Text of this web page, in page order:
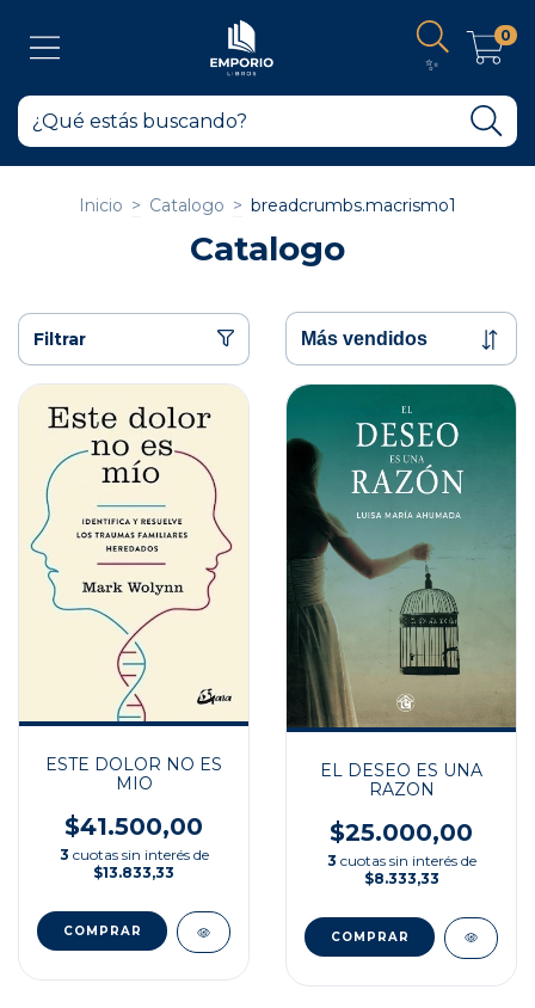
✨
0
Inicio > Catalogo > breadcrumbs.macrismo1
Catalogo
Filtrar
ESTE DOLOR NO ES
MIO
$41.500,00
3 cuotas sin interés de
$13.833,33
EL DESEO ES UNA
RAZON
$25.000,00
3 cuotas sin interés de
$8.333,33